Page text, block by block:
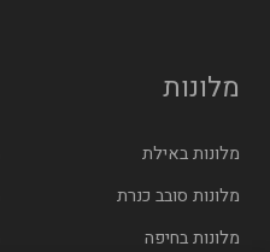
מלונות
מלונות באילת
מלונות סובב כנרת
מלונות בחיפה